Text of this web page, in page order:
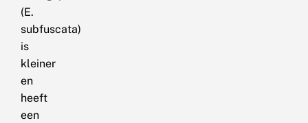
(E.
subfuscata)
is
kleiner
en
heeft
een